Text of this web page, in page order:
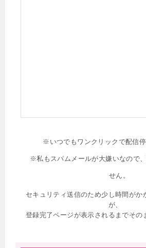
※いつでもワンクリックで配信停
※私もスパムメールが大嫌いなので
せん。
セキュリティ送信のため少し時間がか
が、
登録完了ページが表示されるまでその